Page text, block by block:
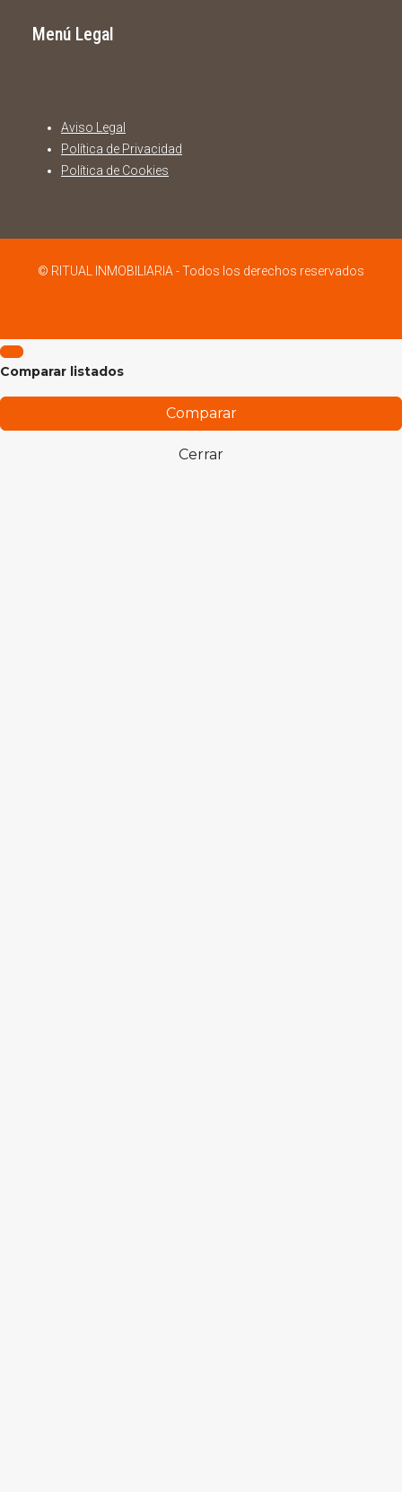
Menú Legal
Aviso Legal
Política de Privacidad
Política de Cookies
© RITUAL INMOBILIARIA - Todos los derechos reservados
Comparar listados
Comparar
Cerrar